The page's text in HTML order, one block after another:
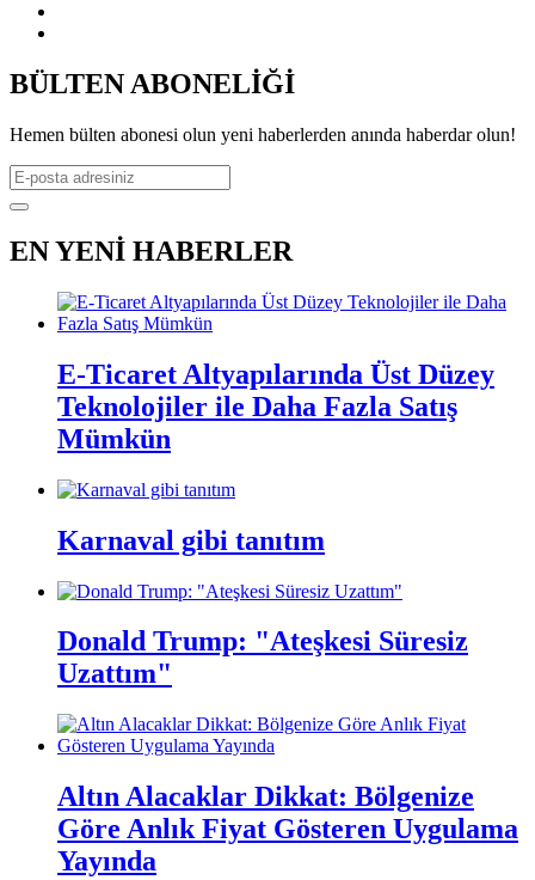
BÜLTEN ABONELİĞİ
Hemen bülten abonesi olun yeni haberlerden anında haberdar olun!
EN YENİ HABERLER
E-Ticaret Altyapılarında Üst Düzey
Teknolojiler ile Daha Fazla Satış
Mümkün
Karnaval gibi tanıtım
Donald Trump: "Ateşkesi Süresiz
Uzattım"
Altın Alacaklar Dikkat: Bölgenize
Göre Anlık Fiyat Gösteren Uygulama
Yayında